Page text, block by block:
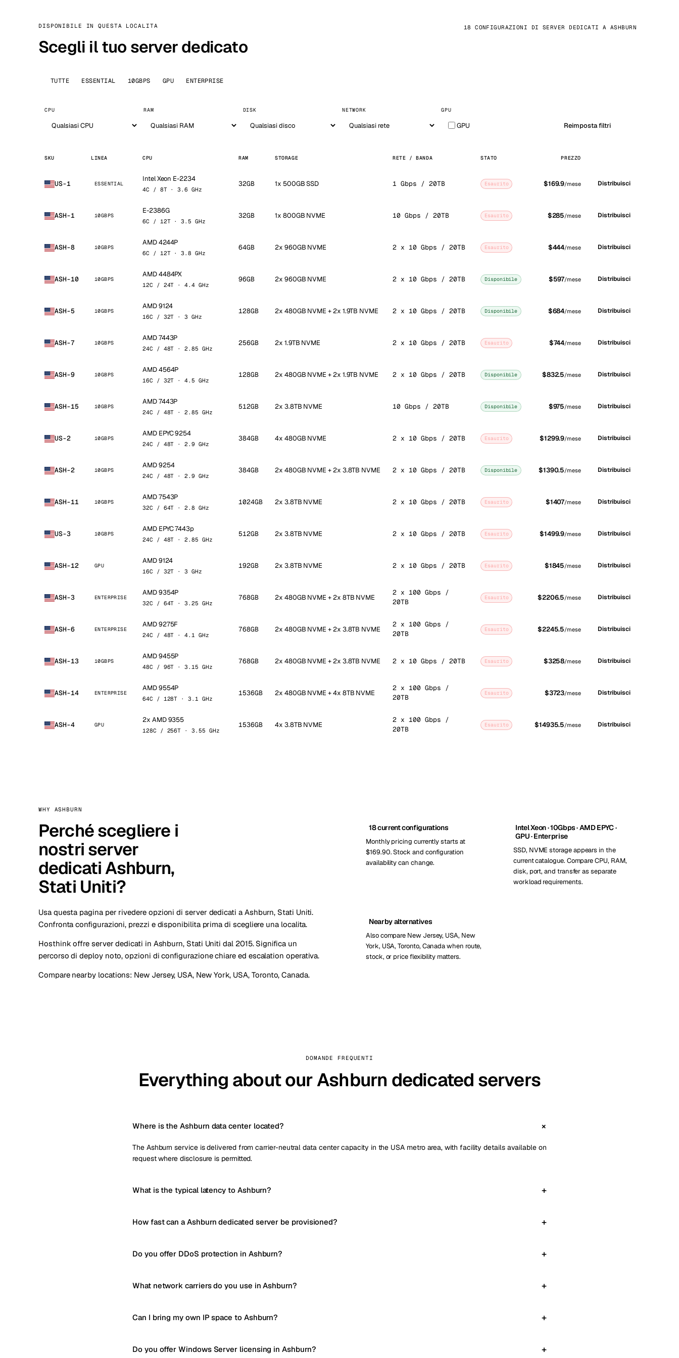
DISPONIBILE IN QUESTA LOCALITA
Scegli il tuo server dedicato
18 CONFIGURAZIONI DI SERVER DEDICATI A ASHBURN
TUTTE ESSENTIAL 10GBPS GPU ENTERPRISE
CPU RAM DISK NETWORK GPU
GPU Reimposta filtri
SKU LINEA CPU RAM STORAGE RETE / BANDA STATO PREZZO
US-1 ESSENTIAL
Intel Xeon E-2234
4C / 8T · 3.6 GHz
32GB 1x 500GB SSD 1 Gbps / 20TB Esaurito $169.9/mese Distribuisci
ASH-1 10GBPS
E-2386G
6C / 12T · 3.5 GHz
32GB 1x 800GB NVME 10 Gbps / 20TB Esaurito $285/mese Distribuisci
ASH-8 10GBPS
AMD 4244P
6C / 12T · 3.8 GHz
64GB 2x 960GB NVME 2 x 10 Gbps / 20TB Esaurito $444/mese Distribuisci
ASH-10 10GBPS
AMD 4484PX
12C / 24T · 4.4 GHz
96GB 2x 960GB NVME 2 x 10 Gbps / 20TB Disponibile $597/mese Distribuisci
ASH-5 10GBPS
AMD 9124
16C / 32T · 3 GHz
128GB 2x 480GB NVME + 2x 1.9TB NVME 2 x 10 Gbps / 20TB Disponibile $684/mese Distribuisci
ASH-7 10GBPS
AMD 7443P
24C / 48T · 2.85 GHz
256GB 2x 1.9TB NVME 2 x 10 Gbps / 20TB Esaurito $744/mese Distribuisci
ASH-9 10GBPS
AMD 4564P
16C / 32T · 4.5 GHz
128GB 2x 480GB NVME + 2x 1.9TB NVME 2 x 10 Gbps / 20TB Disponibile $832.5/mese Distribuisci
ASH-15 10GBPS
AMD 7443P
24C / 48T · 2.85 GHz
512GB 2x 3.8TB NVME 10 Gbps / 20TB Disponibile $975/mese Distribuisci
US-2 10GBPS
AMD EPYC 9254
24C / 48T · 2.9 GHz
384GB 4x 480GB NVME 2 x 10 Gbps / 20TB Esaurito $1299.9/mese Distribuisci
ASH-2 10GBPS
AMD 9254
24C / 48T · 2.9 GHz
384GB 2x 480GB NVME + 2x 3.8TB NVME 2 x 10 Gbps / 20TB Disponibile $1390.5/mese Distribuisci
ASH-11 10GBPS
AMD 7543P
32C / 64T · 2.8 GHz
1024GB 2x 3.8TB NVME 2 x 10 Gbps / 20TB Esaurito $1407/mese Distribuisci
US-3 10GBPS
AMD EPYC 7443p
24C / 48T · 2.85 GHz
512GB 2x 3.8TB NVME 2 x 10 Gbps / 20TB Esaurito $1499.9/mese Distribuisci
ASH-12 GPU
AMD 9124
16C / 32T · 3 GHz
192GB 2x 3.8TB NVME 2 x 10 Gbps / 20TB Esaurito $1845/mese Distribuisci
ASH-3 ENTERPRISE
AMD 9354P
32C / 64T · 3.25 GHz
768GB 2x 480GB NVME + 2x 8TB NVME
2 x 100 Gbps /
20TB
Esaurito $2206.5/mese Distribuisci
ASH-6 ENTERPRISE
AMD 9275F
24C / 48T · 4.1 GHz
768GB 2x 480GB NVME + 2x 3.8TB NVME
2 x 100 Gbps /
20TB
Esaurito $2245.5/mese Distribuisci
ASH-13 10GBPS
AMD 9455P
48C / 96T · 3.15 GHz
768GB 2x 480GB NVME + 2x 3.8TB NVME 2 x 10 Gbps / 20TB Esaurito $3258/mese Distribuisci
ASH-14 ENTERPRISE
AMD 9554P
64C / 128T · 3.1 GHz
1536GB 2x 480GB NVME + 4x 8TB NVME
2 x 100 Gbps /
20TB
Esaurito $3723/mese Distribuisci
ASH-4 GPU
2x AMD 9355
128C / 256T · 3.55 GHz
1536GB 4x 3.8TB NVME
2 x 100 Gbps /
20TB
Esaurito $14935.5/mese Distribuisci
WHY ASHBURN
Perché scegliere i
nostri server
dedicati Ashburn,
Stati Uniti?
Usa questa pagina per rivedere opzioni di server dedicati a Ashburn, Stati Uniti.
Confronta configurazioni, prezzi e disponibilita prima di scegliere una localita.
Hosthink offre server dedicati in Ashburn, Stati Uniti dal 2015. Significa un
percorso di deploy noto, opzioni di configurazione chiare ed escalation operativa.
Compare nearby locations: New Jersey, USA, New York, USA, Toronto, Canada.
18 current configurations
Monthly pricing currently starts at
$169.90. Stock and configuration
availability can change.
Intel Xeon · 10Gbps · AMD EPYC ·
GPU · Enterprise
SSD, NVME storage appears in the
current catalogue. Compare CPU, RAM,
disk, port, and transfer as separate
workload requirements.
Nearby alternatives
Also compare New Jersey, USA, New
York, USA, Toronto, Canada when route,
stock, or price flexibility matters.
DOMANDE FREQUENTI
Everything about our Ashburn dedicated servers
Where is the Ashburn data center located?
The Ashburn service is delivered from carrier-neutral data center capacity in the USA metro area, with facility details available on
request where disclosure is permitted.
What is the typical latency to Ashburn?
How fast can a Ashburn dedicated server be provisioned?
Do you offer DDoS protection in Ashburn?
What network carriers do you use in Ashburn?
Can I bring my own IP space to Ashburn?
Do you offer Windows Server licensing in Ashburn?